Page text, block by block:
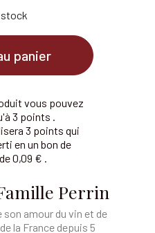
stock
panier
vous pouvez
3 points .
3 points qui
en un bon de
0,09 € .
Perrin
son amour du vin et de
la France depuis 5